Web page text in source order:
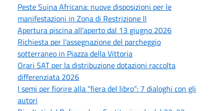
Peste Suina Africana: nuove disposizioni per le
manifestazioni in Zona di Restrizione II
Apertura piscina all'aperto dal 13 giugno 2026
Richiesta per l'assegnazione del parcheggio
sotterraneo in Piazza della Vittoria
Orari SAT per la distribuzione dotazioni raccolta
differenziata 2026
I semi per fiorire alla “fiera del libro”: 7 dialoghi con gli
autori